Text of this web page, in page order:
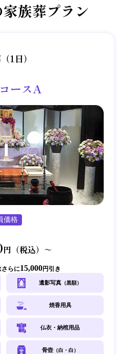
家族葬プラン
1日）
ースA
価格
円（税込）～
さらに15,000円引き
遺影写真（黒額）
焼香用具
仏衣・納棺用品
骨壺（白・白）